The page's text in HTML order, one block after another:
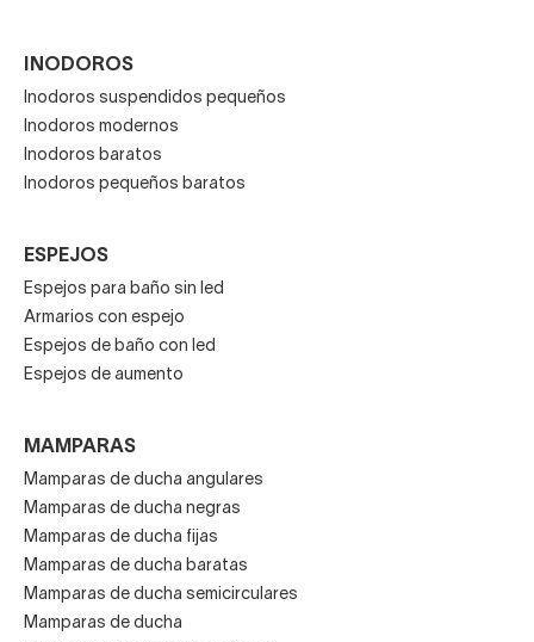
INODOROS
Inodoros suspendidos pequeños
Inodoros modernos
Inodoros baratos
Inodoros pequeños baratos
ESPEJOS
Espejos para baño sin led
Armarios con espejo
Espejos de baño con led
Espejos de aumento
MAMPARAS
Mamparas de ducha angulares
Mamparas de ducha negras
Mamparas de ducha fijas
Mamparas de ducha baratas
Mamparas de ducha semicirculares
Mamparas de ducha